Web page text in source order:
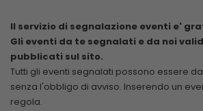
Il servizio di segnalazione eventi e'
Gli eventi da te segnalati e da noi
pubblicati sul sito.
Tutti gli eventi segnalati possono essere
senza l'obbligo di avviso. Inserendo un
regola.